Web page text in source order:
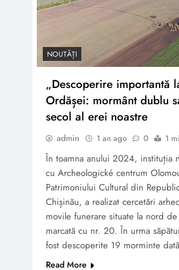
MEDIEVALĂ DE DE LA
LĂPUȘNA
Cercetări arheologice pe
strada 31 August 1989,
Regulament privind
cercetarea şi expertiza
arheologică în Republica
Moldova
NOUTĂȚI
„Descoperire importantă
Ordășei: mormânt dublu
secol al erei noastre
admin 1 an ago 0 1
În toamna anului 2024, instituția
cu Archeologické centrum
Patrimoniului Cultural din
Chișinău, a realizat cercetări
movile funerare situate la nord
marcată cu nr. 20. În urma
fost descoperite 19 morminte
Read More